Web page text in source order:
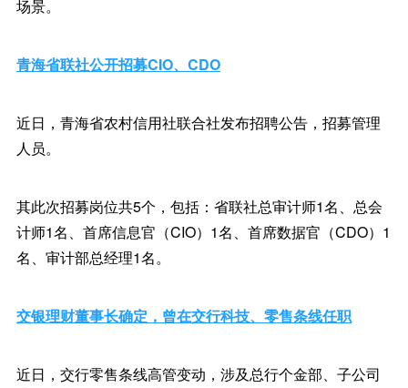
场景。
青海省联社公开招募CIO、CDO
近日，青海省农村信用社联合社发布招聘公告，招募管理
人员。
其此次招募岗位共5个，包括：省联社总审计师1名、总会
计师1名、首席信息官（CIO）1名、首席数据官（CDO）1
名、审计部总经理1名。
交银理财董事长确定，曾在交行科技、零售条线任职
近日，交行零售条线高管变动，涉及总行个金部、子公司